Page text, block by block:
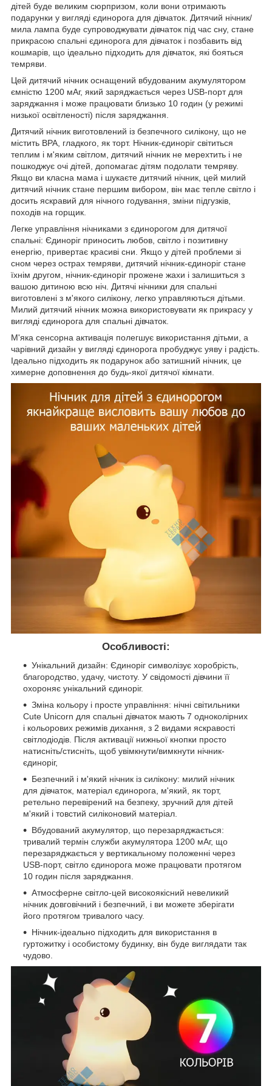
дітей буде великим сюрпризом, коли вони отримають
подарунки у вигляді єдинорога для дівчаток. Дитячий нічник/
мила лампа буде супроводжувати дівчаток під час сну, стане
прикрасою спальні єдинорога для дівчаток і позбавить від
кошмарів, що ідеально підходить для дівчаток, які бояться
темряви.
Цей дитячий нічник оснащений вбудованим акумулятором
ємністю 1200 мАг, який заряджається через USB-порт для
заряджання і може працювати близько 10 годин (у режимі
низької освітленості) після заряджання.
Дитячий нічник виготовлений із безпечного силікону, що не
містить BPA, гладкого, як торт. Нічник-єдиноріг світиться
теплим і м'яким світлом, дитячий нічник не мерехтить і не
пошкоджує очі дітей, допомагає дітям подолати темряву.
Якщо ви класна мама і шукаєте дитячий нічник, цей милий
дитячий нічник стане першим вибором, він має тепле світло і
досить яскравий для нічного годування, зміни підгузків,
походів на горщик.
Легке управління нічниками з єдинорогом для дитячої
спальні: Єдиноріг приносить любов, світло і позитивну
енергію, привертає красиві сни. Якщо у дітей проблеми зі
сном через острах темряви, дитячий нічник-єдиноріг стане
їхнім другом, нічник-єдиноріг прожене жахи і залишиться з
вашою дитиною всю ніч. Дитячі нічники для спальні
виготовлені з м'якого силікону, легко управляються дітьми.
Милий дитячий нічник можна використовувати як прикрасу у
вигляді єдинорога для спальні дівчаток.
М'яка сенсорна активація полегшує використання дітьми, а
чарівний дизайн у вигляді єдинорога пробуджує уяву і радість.
Ідеально підходить як подарунок або затишний нічник, це
химерне доповнення до будь-якої дитячої кімнати.
Особливості:
Унікальний дизайн: Єдиноріг символізує хоробрість,
благородство, удачу, чистоту. У свідомості дівчини її
охороняє унікальний єдиноріг.
Зміна кольору і просте управління: нічні світильники
Cute Unicorn для спальні дівчаток мають 7 одноколірних
і кольорових режимів дихання, з 2 видами яскравості
світлодіодів. Після активації нижньої кнопки просто
натисніть/стисніть, щоб увімкнути/вимкнути нічник-
єдиноріг,
Безпечний і м'який нічник із силікону: милий нічник
для дівчаток, матеріал єдинорога, м'який, як торт,
ретельно перевірений на безпеку, зручний для дітей
м'який і товстий силіконовий матеріал.
Вбудований акумулятор, що перезаряджається:
тривалий термін служби акумулятора 1200 мАг, що
перезаряджається у вертикальному положенні через
USB-порт, світло єдинорога може працювати протягом
10 годин після заряджання.
Атмосферне світло-цей високоякісний невеликий
нічник довговічний і безпечний, і ви можете зберігати
його протягом тривалого часу.
Нічник-ідеально підходить для використання в
гуртожитку і особистому будинку, він буде виглядати так
чудово.